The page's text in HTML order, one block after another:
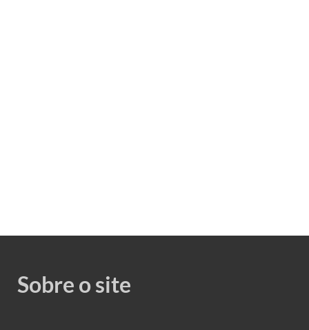
Sobre o site